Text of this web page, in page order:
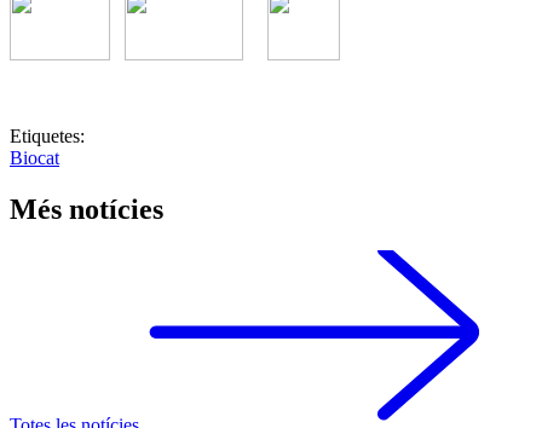
Etiquetes:
Biocat
Més notícies